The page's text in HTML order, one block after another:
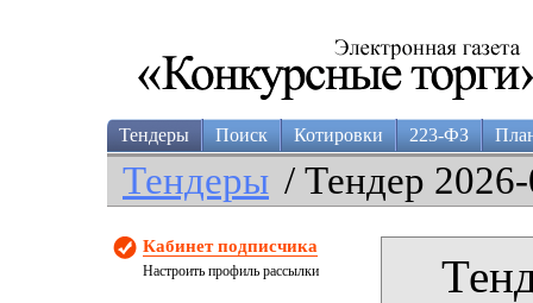
Тендеры Поиск Котировки 223-ФЗ
Тендеры / Тендер
Кабинет подписчика
Настроить профиль рассылки